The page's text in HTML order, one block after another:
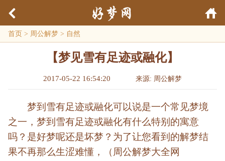
首页 > 周公解梦 > 自然
【梦见雪有足迹或融化】
2017-05-22 16:54:20 来源: 周公解梦
梦到雪有足迹或融化可以说是一个常见梦境
之一，梦到雪有足迹或融化有什么特别的寓意
吗？是好梦呢还是坏梦？为了让您看到的解梦结
果不再那么生涩难懂，（周公解梦大全网